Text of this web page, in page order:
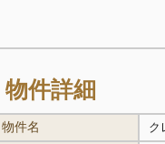
物件詳細
物件名 ク